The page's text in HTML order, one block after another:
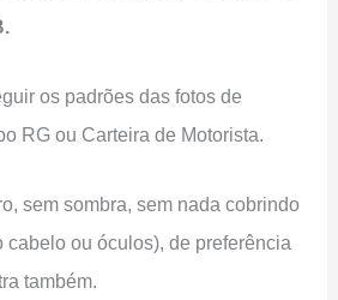
os padrões das fotos de
RG ou Carteira de Motorista.
sem sombra, sem nada cobrindo
cabelo ou óculos), de preferência
também.